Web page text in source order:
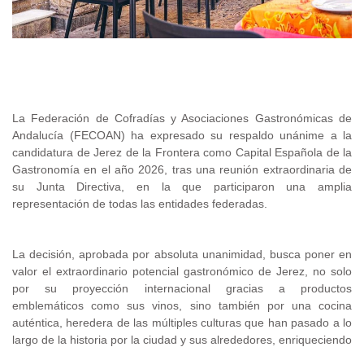
La Federación de Cofradías y Asociaciones Gastronómicas de
Andalucía (FECOAN) ha expresado su respaldo unánime a la
candidatura de Jerez de la Frontera como Capital Española de la
Gastronomía en el año 2026, tras una reunión extraordinaria de
su Junta Directiva, en la que participaron una amplia
representación de todas las entidades federadas.
La decisión, aprobada por absoluta unanimidad, busca poner en
valor el extraordinario potencial gastronómico de Jerez, no solo
por su proyección internacional gracias a productos
emblemáticos como sus vinos, sino también por una cocina
auténtica, heredera de las múltiples culturas que han pasado a lo
largo de la historia por la ciudad y sus alrededores, enriqueciendo